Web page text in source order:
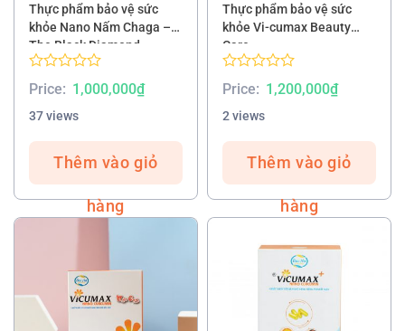
Thực phẩm bảo vệ sức
khỏe Nano Nấm Chaga –
The Black Diamond
Rated
0.00
out
of
5
Price: 1,000,000₫
37 views
Thêm vào giỏ
hàng
Thực phẩm bảo vệ sức
khỏe Vi-cumax Beauty
Care
Rated
0.00
out
of
5
Price: 1,200,000₫
2 views
Thêm vào giỏ
hàng